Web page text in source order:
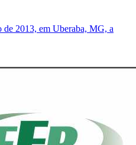
de 2013, em Uberaba, MG, a